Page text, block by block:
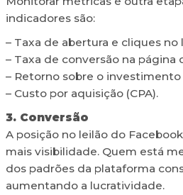
indicadores são:
– Taxa de abertura e cliques no
– Taxa de conversão na página
– Retorno sobre o investimento
– Custo por aquisição (CPA).
3. Conversão
A posição no leilão do
mais visibilidade. Quem está
dos padrões da plataforma
aumentando a lucratividade.